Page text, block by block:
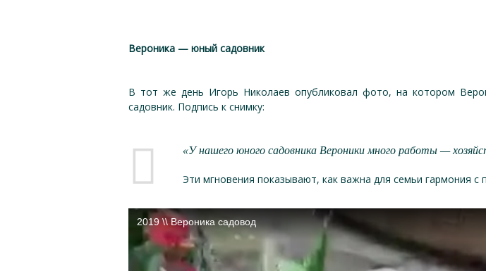
Вероника — юный садовник
В тот же день Игорь Николаев опубликовал фото, на котором
садовник. Подпись к снимку:
«У нашего юного садовника Вероники много работы —
Эти мгновения показывают, как важна для семьи гармония